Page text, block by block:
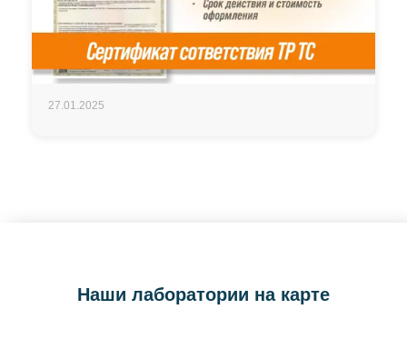
27.01.2025
Наши лаборатории на карте